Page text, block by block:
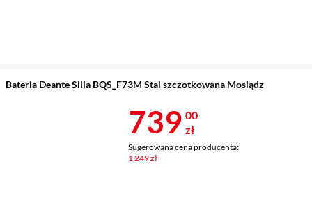
Bateria Deante Silia BQS_F73M Stal szczotkowana Mosiądz
Cena 739 zł
739 00
zł
Sugerowana cena producenta:
1 249 zł